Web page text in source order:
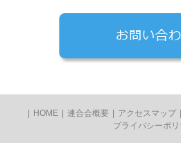
HOME 連合会概要 アクセスマップ
プライバシーポリ